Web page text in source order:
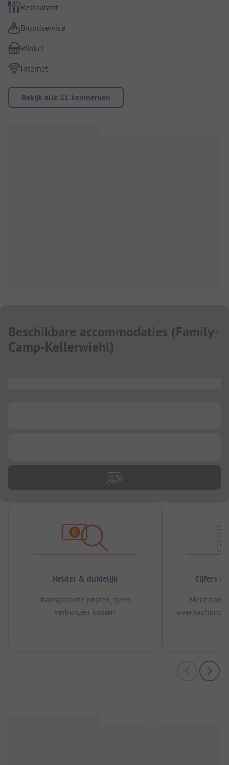
Restaurant
Broodservice
Winkel
Internet
Bekijk alle 11 kenmerken
Beschikbare accommodaties (Family-
Camp-Kellerwiehl)
Helder & duidelijk
Transparante prijzen, geen
verborgen kosten
Cijfers
Meer dan